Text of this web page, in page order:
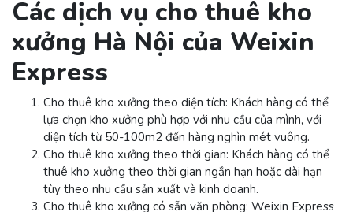
Các dịch vụ cho thuê kho
xưởng Hà Nội của Weixin
Express
Cho thuê kho xưởng theo diện tích: Khách hàng có thể
lựa chọn kho xưởng phù hợp với nhu cầu của mình, với
diện tích từ 50-100m2 đến hàng nghìn mét vuông.
Cho thuê kho xưởng theo thời gian: Khách hàng có thể
thuê kho xưởng theo thời gian ngắn hạn hoặc dài hạn
tùy theo nhu cầu sản xuất và kinh doanh.
Cho thuê kho xưởng có sẵn văn phòng: Weixin Express